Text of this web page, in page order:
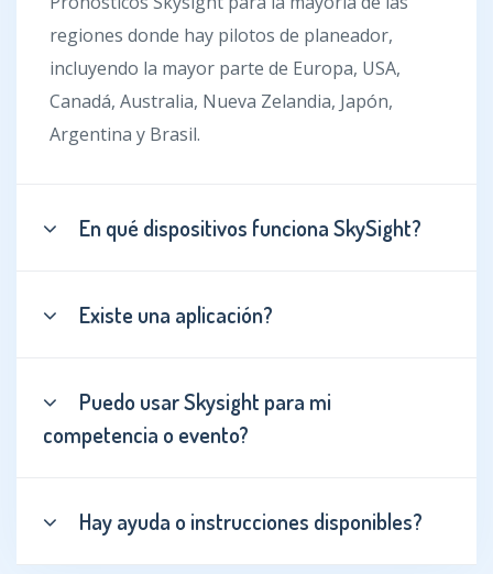
regiones donde hay pilotos de planeador,
incluyendo la mayor parte de Europa, USA,
Canadá, Australia, Nueva Zelandia, Japón,
Argentina y Brasil.
En qué dispositivos funciona SkySight?
Existe una aplicación?
Puedo usar Skysight para mi
competencia o evento?
Hay ayuda o instrucciones disponibles?